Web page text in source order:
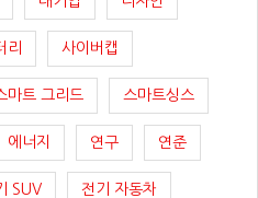
리 사이버캡
마트 그리드 스마트싱스
에너지 연구 연준
SUV 전기 자동차